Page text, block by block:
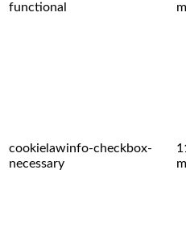
functional
cookielawinfo-checkbox-
necessary